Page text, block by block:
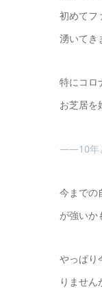
初めてフ
湧いてき
特にコロ
お芝居を
――10年
今までの
が強いか
やっぱり
りませ